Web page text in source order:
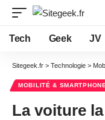
Tech Geek JV
Sitegeek.fr > Technologie >
MOBILITÉ &
La voiture